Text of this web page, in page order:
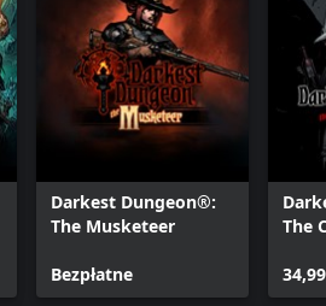
Darkest Dungeon®:
The Musketeer
Bezpłatne
The